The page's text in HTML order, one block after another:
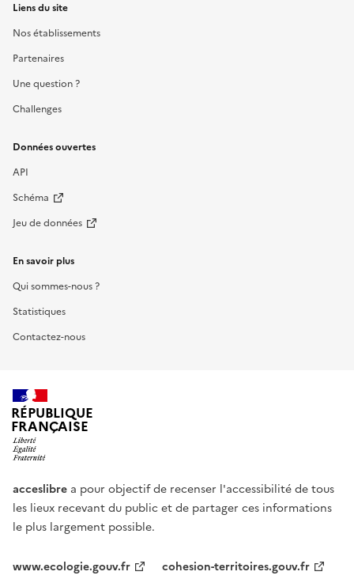
Liens du site
Nos établissements
Partenaires
Une question ?
Challenges
Données ouvertes
API
Schéma
Jeu de données
En savoir plus
Qui sommes-nous ?
Statistiques
Contactez-nous
RÉPUBLIQUE
FRANÇAISE
acceslibre a pour objectif de recenser l'accessibilité de tous
les lieux recevant du public et de partager ces informations
le plus largement possible.
www.ecologie.gouv.fr
cohesion-territoires.gouv.fr